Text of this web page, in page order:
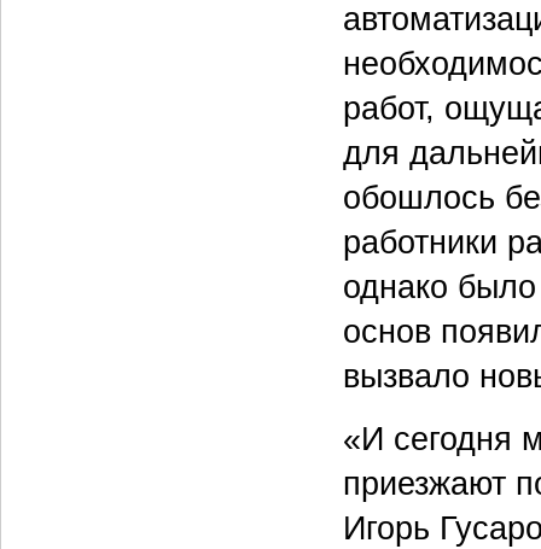
работ,
для
обошлось
работники
однако
основ
вызвало
«И сегодня
приезжают
Игорь